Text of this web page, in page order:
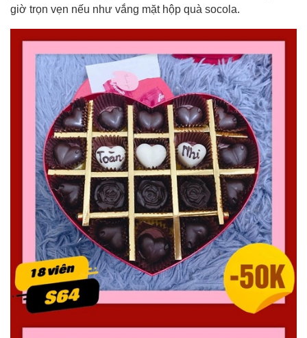
giờ trọn vẹn nếu như vắng mặt hộp quà socola.